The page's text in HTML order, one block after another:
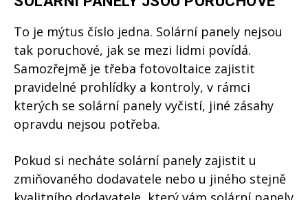
To je mýtus číslo jedna. Solární panely nejsou
tak poruchové, jak se mezi lidmi povídá.
Samozřejmě je třeba fotovoltaice zajistit
pravidelné prohlídky a kontroly, v rámci
kterých se solární panely vyčistí, jiné zásahy
opravdu nejsou potřeba.
Pokud si necháte solární panely zajistit u
zmiňovaného dodavatele nebo u jiného stejně